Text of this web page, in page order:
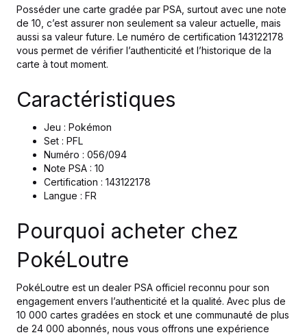
Posséder une carte gradée par PSA, surtout avec une note
de 10, c’est assurer non seulement sa valeur actuelle, mais
aussi sa valeur future. Le numéro de certification 143122178
vous permet de vérifier l’authenticité et l’historique de la
carte à tout moment.
Caractéristiques
Jeu : Pokémon
Set : PFL
Numéro : 056/094
Note PSA : 10
Certification : 143122178
Langue : FR
Pourquoi acheter chez
PokéLoutre
PokéLoutre est un dealer PSA officiel reconnu pour son
engagement envers l’authenticité et la qualité. Avec plus de
10 000 cartes gradées en stock et une communauté de plus
de 24 000 abonnés, nous vous offrons une expérience